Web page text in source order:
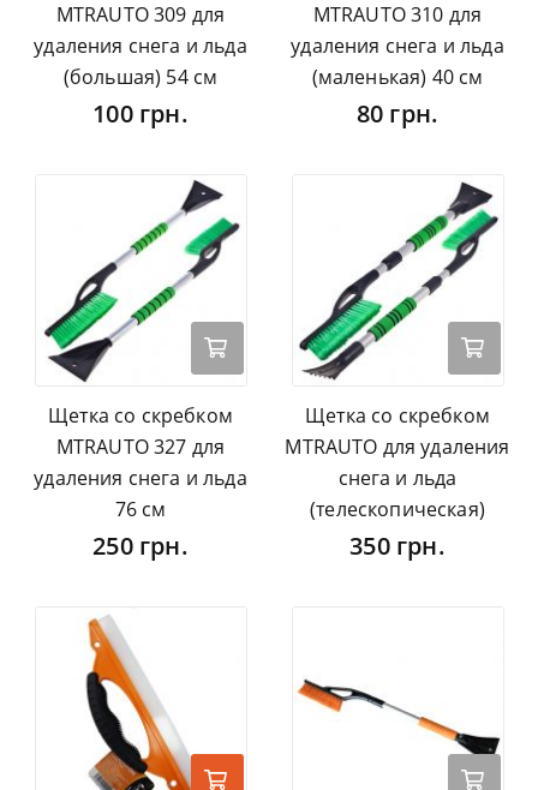
MTRAUTO 309 для
удаления снега и льда
(большая) 54 см
100 грн.
MTRAUTO 310 для
удаления снега и льда
(маленькая) 40 см
80 грн.
Щетка со скребком
MTRAUTO 327 для
удаления снега и льда
76 см
250 грн.
Щетка со скребком
MTRAUTO для удаления
снега и льда
(телескопическая)
350 грн.